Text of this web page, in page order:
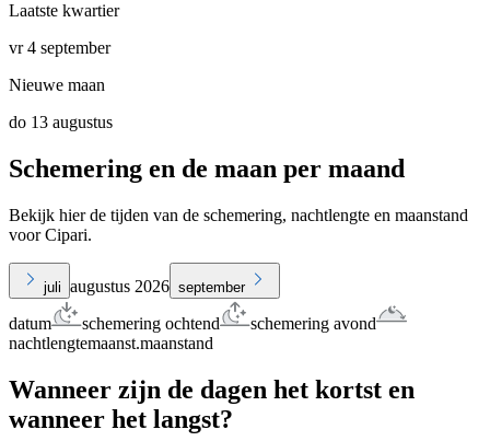
Laatste kwartier
vr 4 september
Nieuwe maan
do 13 augustus
Schemering en de maan per maand
Bekijk hier de tijden van de schemering, nachtlengte en maanstand
voor Cipari.
juli augustus 2026 september
datum schemering ochtend
schemering avond
nachtlengtemaanst.maanstand
Wanneer zijn de dagen het kortst en
wanneer het langst?